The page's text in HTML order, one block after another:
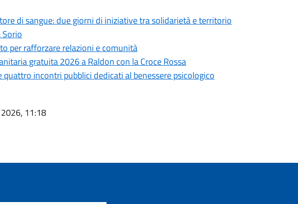
di sangue: due giorni di iniziative tra solidarietà e territorio
Sorio
per rafforzare relazioni e comunità
gratuita 2026 a Raldon con la Croce Rossa
incontri pubblici dedicati al benessere psicologico
11:18